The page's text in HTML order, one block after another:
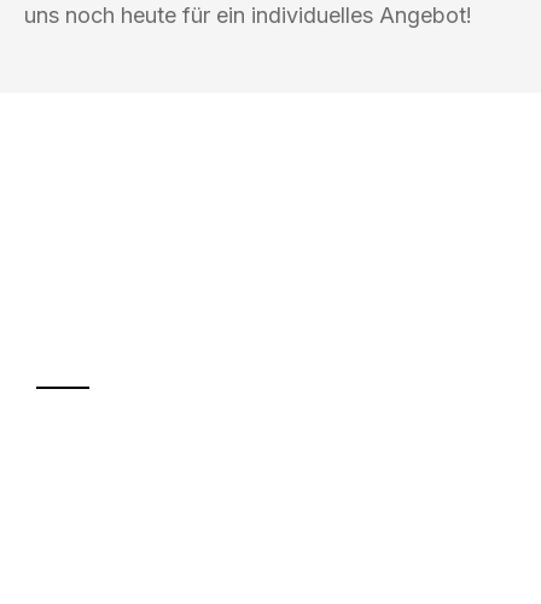
uns noch heute für ein individuelles Angebot!